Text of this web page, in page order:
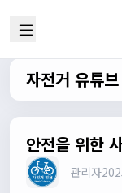
원행13:19:45
오 채팅기능까지..
원행13:19:59
새로운 자전거 커
관리자13:26:16
모두들 환영합니다
타데이포가차
자전거 유튜
안전을 위한
관리자